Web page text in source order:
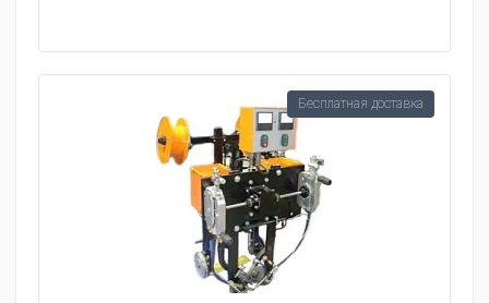
Бесплатная доставка